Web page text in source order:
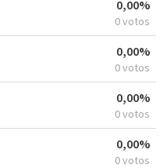
0,00%
0 votos
0,00%
0 votos
0,00%
0 votos
0,00%
0 votos